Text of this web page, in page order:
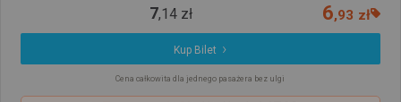
7,14 zł 6,93 zł
Kup Bilet
Cena całkowita dla jednego pasażera bez ulgi